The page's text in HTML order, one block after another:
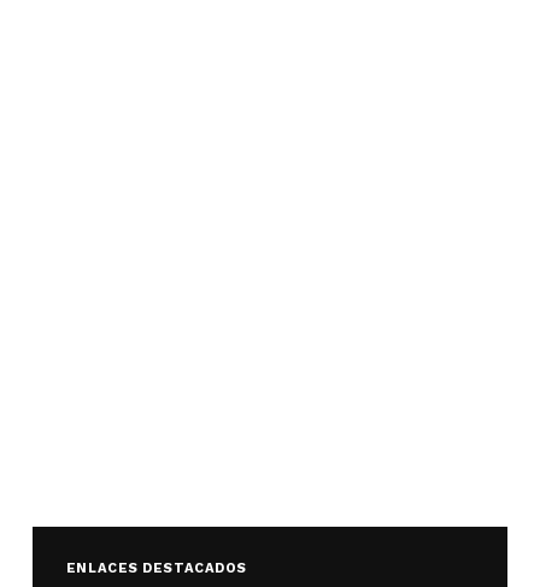
ENLACES DESTACADOS